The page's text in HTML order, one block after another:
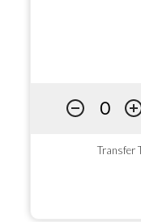
Transfer